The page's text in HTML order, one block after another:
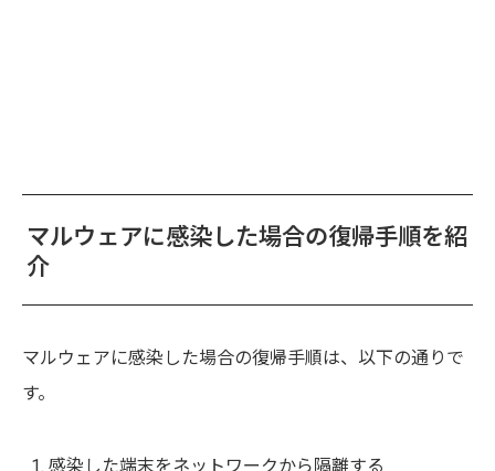
マルウェアに感染した場合の復帰手順を紹
介
マルウェアに感染した場合の復帰手順は、以下の通りで
す。
感染した端末をネットワークから隔離する